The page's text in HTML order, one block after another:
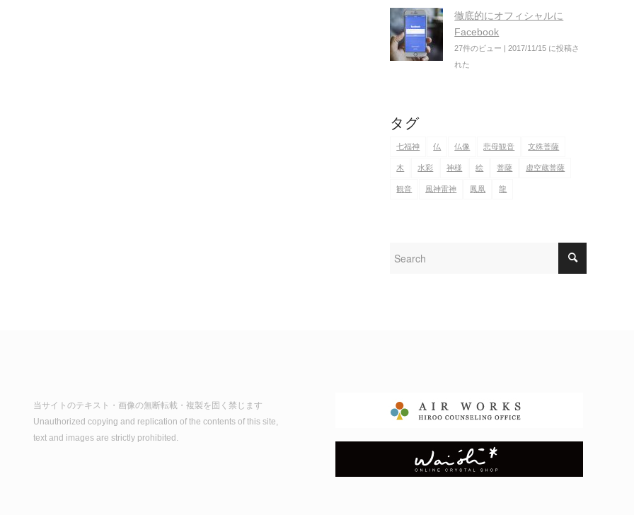
徹底的にオフィシャルに
Facebook
27件のビュー |2017/11/15 に投稿さ
れた
タグ
七福神 仏 仏像 悲母観音 文殊菩薩
木 水彩 神様 絵 菩薩 虚空蔵菩薩
観音 風神雷神 鳳凰 龍
当サイトのテキスト・画像の無断転載・複製を固く禁じます
Unauthorized copying and replication of the contents of this site,
text and images are strictly prohibited.